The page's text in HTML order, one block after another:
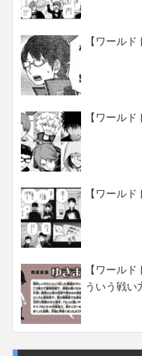
【ワール
【ワール
【ワール
【ワール
ういう戦い